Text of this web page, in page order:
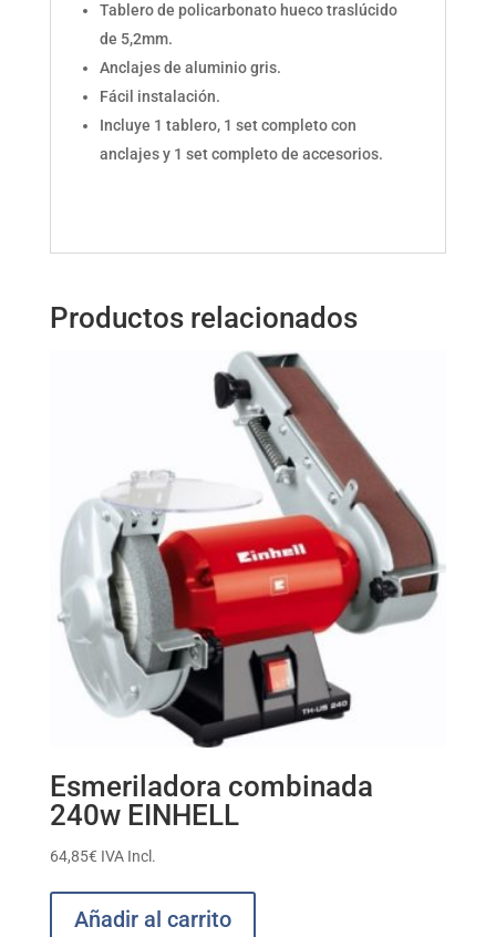
Tablero de policarbonato hueco traslúcido
de 5,2mm.
Anclajes de aluminio gris.
Fácil instalación.
Incluye 1 tablero, 1 set completo con
anclajes y 1 set completo de accesorios.
Productos relacionados
Esmeriladora combinada
240w EINHELL
64,85€ IVA Incl.
Añadir al carrito